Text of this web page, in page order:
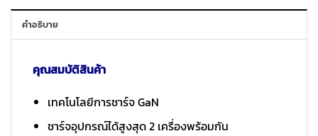
คำอธิบาย
คุณสมบัติสินค้า
เทคโนโลยีการชาร์จ GaN
ชาร์จอุปกรณ์ได้สูงสุด 2 เครื่องพร้อมกัน